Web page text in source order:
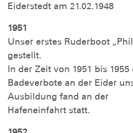
Eiderstedt am 21.02.1948
1951
Unser erstes Ruderboot
gestellt.
In der Zeit von 1951 bis
Badeverbote an der Eider
Ausbildung fand an der
Hafeneinfahrt statt.